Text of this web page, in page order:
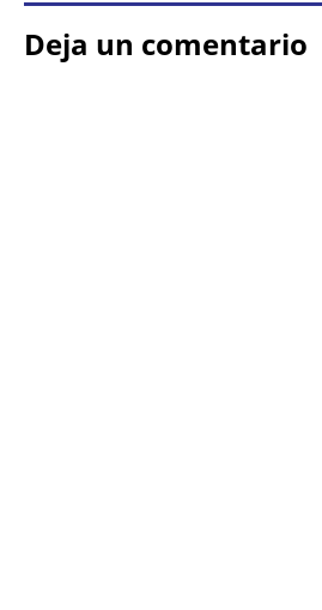
Deja un comentario